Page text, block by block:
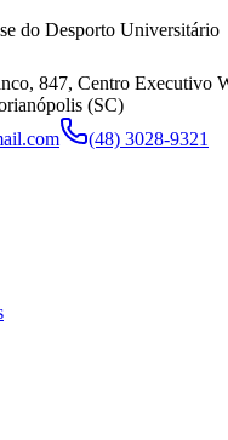
do Desporto Universitário
847, Centro Executivo
(SC)
(48) 3028-9321